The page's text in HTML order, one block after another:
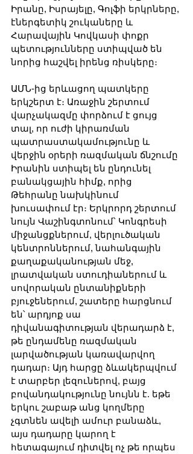
Իրանը, Իսրայելը, Գոլֆի երկրները,
էներգետիկ շուկաները և
Հարավային Կովկասի փոքր
պետությունները ստիպված են
նորից հաշվել իրենց ռիսկերը։
ԱՄՆ-ից երևացող պատկերը
երկշերտ է։ Առաջին շերտում
վարչակազմը փորձում է ցույց
տալ, որ ուժի կիրառման
պատրաստակամությունը և
վերջին օրերի ռազմական ճնշումը
Իրանին ստիպել են ընդունել
բանակցային հիմք, որից
Թեհրանը նախկինում
խուսափում էր։ Երկրորդ շերտում
նույն Վաշինգտոնում՝ Կոնգրեսի
միջանցքներում, վերլուծական
կենտրոններում, նահանգային
քաղաքականության մեջ,
լրատվական ստուդիաներում և
սովորական ընտանիքների
բյուջեներում, շատերը հարցնում
են՝ արդյոք սա
դիվանագիտության վերադարձ է,
թե ընդամենը ռազմական
լարվածության կառավարվող
դադար։ Այդ հարցը ձևակերպվում
է տարբեր լեզուներով, բայց
բովանդակությունը նույնն է. եթե
երկու շաբաթ անց կողմերը
չգտնեն ավելի ամուր բանաձև,
այս դադարը կարող է
հետագայում դիտվել ոչ թե որպես